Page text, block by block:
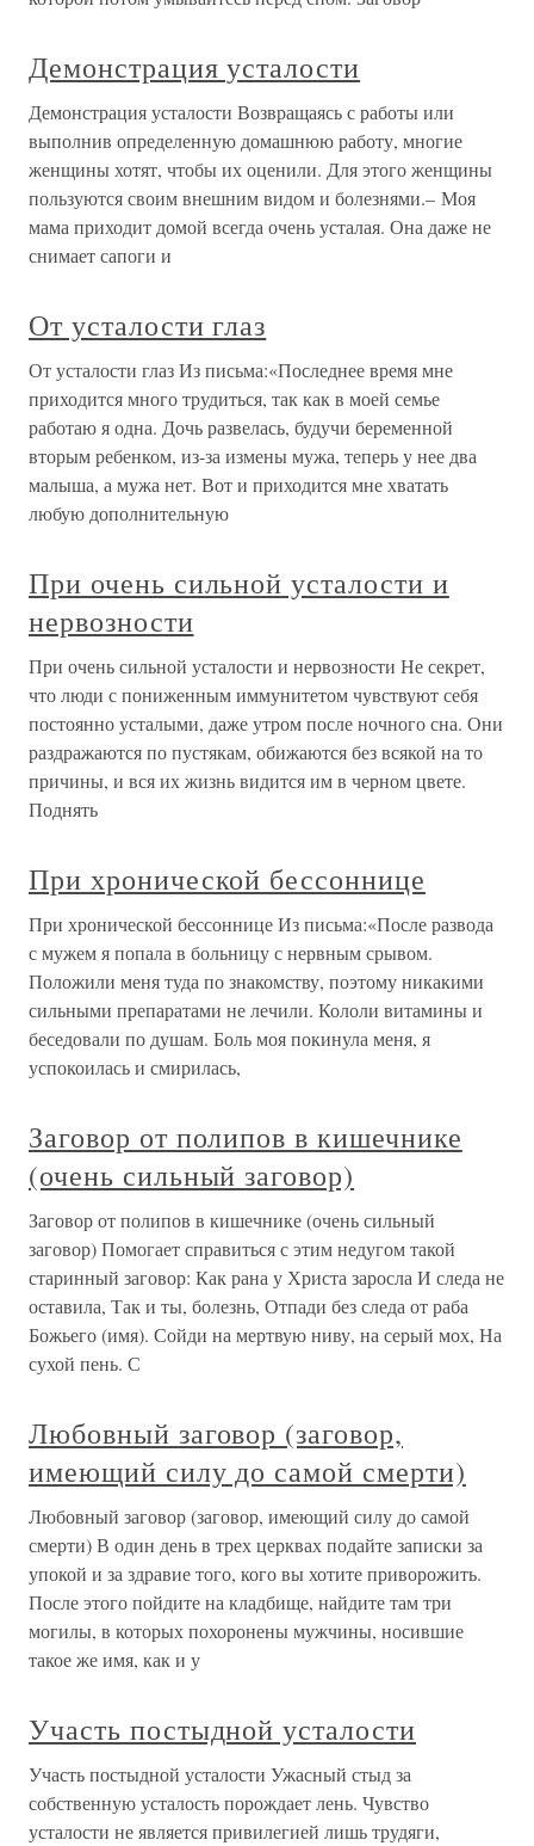
Демонстрация усталости
Демонстрация усталости Возвращаясь с работы или
выполнив определенную домашнюю работу, многие
женщины хотят, чтобы их оценили. Для этого женщины
пользуются своим внешним видом и болезнями.– Моя
мама приходит домой всегда очень усталая. Она даже не
снимает сапоги и
От усталости глаз
От усталости глаз Из письма:«Последнее время мне
приходится много трудиться, так как в моей семье
работаю я одна. Дочь развелась, будучи беременной
вторым ребенком, из-за измены мужа, теперь у нее два
малыша, а мужа нет. Вот и приходится мне хватать
любую дополнительную
При очень сильной усталости и
нервозности
При очень сильной усталости и нервозности Не секрет,
что люди с пониженным иммунитетом чувствуют себя
постоянно усталыми, даже утром после ночного сна. Они
раздражаются по пустякам, обижаются без всякой на то
причины, и вся их жизнь видится им в черном цвете.
Поднять
При хронической бессоннице
При хронической бессоннице Из письма:«После развода
с мужем я попала в больницу с нервным срывом.
Положили меня туда по знакомству, поэтому никакими
сильными препаратами не лечили. Кололи витамины и
беседовали по душам. Боль моя покинула меня, я
успокоилась и смирилась,
Заговор от полипов в кишечнике
(очень сильный заговор)
Заговор от полипов в кишечнике (очень сильный
заговор) Помогает справиться с этим недугом такой
старинный заговор: Как рана у Христа заросла И следа не
оставила, Так и ты, болезнь, Отпади без следа от раба
Божьего (имя). Сойди на мертвую ниву, на серый мох, На
сухой пень. С
Любовный заговор (заговор,
имеющий силу до самой смерти)
Любовный заговор (заговор, имеющий силу до самой
смерти) В один день в трех церквах подайте записки за
упокой и за здравие того, кого вы хотите приворожить.
После этого пойдите на кладбище, найдите там три
могилы, в которых похоронены мужчины, носившие
такое же имя, как и у
Участь постыдной усталости
Участь постыдной усталости Ужасный стыд за
собственную усталость порождает лень. Чувство
усталости не является привилегией лишь трудяги,